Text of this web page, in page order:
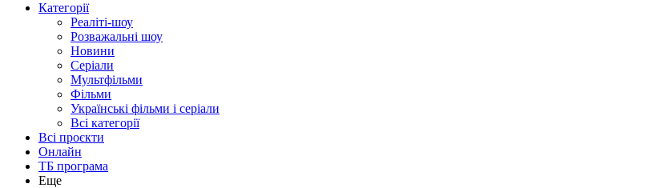
Категорії
Реаліті-шоу
Розважальні шоу
Новини
Серіали
Мультфільми
Фільми
Українські фільми і серіали
Всі категорії
Всі проєкти
Онлайн
ТБ програма
Еще